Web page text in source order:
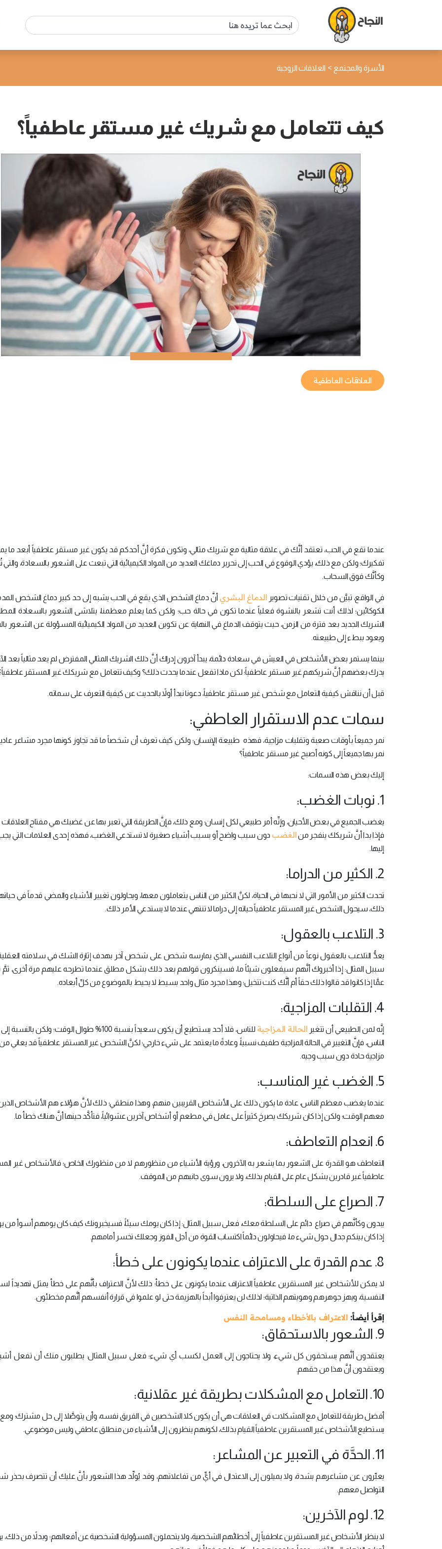
الأسرة والمجتمع > العلاقات الزوجية
كيف تتعامل مع شريك غير مستقر عاطفياً؟
العلاقات العاطفية
عندما تقع في الحب، تعتقد أنَّك في علاقة مثالية مع شريك مثالي، وتكون فكرة أنَّ أحدكم قد يكون غير مستقر عاطفياً أبعد ما
تفكيرك؛ ولكن مع ذلك، يؤدي الوقوع في الحب إلى تحرير دماغك العديد من المواد الكيميائية التي تبعث على الشعور بالسعادة،
وكأنَّك فوق السحاب.
في الواقع، تبيَّن من خلال تقنيات تصوير الدماغ البشري أنَّ دماغ الشخص الذي يقع في الحب يشبه إلى حد كبير دماغ الشخص
الكوكائين؛ لذلك أنت تشعر بالنشوة فعلياً عندما تكون في حالة حب؛ ولكن كما يعلم معظمنا، يتلاشى الشعور بالسعادة
الشريك الجديد بعد فترة من الزمن، حيث يتوقف الدماغ في النهاية عن تكوين العديد من المواد الكيميائية المسؤولة عن الشعور
ويعود ببطء إلى طبيعته.
بينما يستمر بعض الأشخاص في العيش في سعادة دائمة، يبدأ آخرون إدراك أنَّ ذلك الشريك المثالي المفترض لم يعد مثالياً بعد
يدرك بعضهم أنَّ شريكهم غير مستقر عاطفياً؛ لكن ماذا تفعل عندما يحدث ذلك؟ وكيف تتعامل مع شريكك غير المستقر
قبل أن نناقش كيفية التعامل مع شخص غير مستقر عاطفياً، دعونا نبدأ أولاً بالحديث عن كيفية التعرف على سماته.
سمات عدم الاستقرار العاطفي:
نمر جميعاً بأوقات صعبة وتقلبات مزاجية، فهذه طبيعة الإنسان؛ ولكن كيف تعرف أن شخصاً ما قد تجاوز كونها مجرد مشاعر
نمر بها جميعاً إلى كونه أصبح غير مستقر عاطفياً؟
إليك بعض هذه السمات:
1. نوبات الغضب:
يغضب الجميع في بعض الأحيان، وإنِّه أمر طبيعي لكل إنسان؛ ومع ذلك، فإنَّ الطريقة التي تعبر بها عن غضبك هي مفتاح العلاقات
فإذا بدا أنَّ شريكك ينفجر منالغضب دون سبب واضح أو بسبب أشياء صغيرة لا تستدعي الغضب، فهذه إحدى العلامات التي يجب
إليها.
2. الكثير من الدراما:
تحدث الكثير من الأمور التي لا نحبها في الحياة، لكنَّ الكثير من الناس يتعاملون معها، ويحاولون تغيير الأشياء والمضي قدماً في
ذلك، سيحول الشخص غير المستقر عاطفياً حياته إلى دراما لا تنتهي عندما لا يستدعي الأمر ذلك.
3. التلاعب بالعقول:
يعدُّ التلاعب بالعقول نوعاً من أنواع التلاعب النفسي الذي يمارسه شخص على شخص آخر بهدف إثارة الشك في سلامته
سبيل المثال: إذا أخبروك أنَّهم سيفعلون شيئاً ما، فسينكرون قولهم بعد ذلك بشكل مطلق عندما تطرحه عليهم مرة أخرى، ثمَّ
عمَّا إذا كانوا قد قالوا ذلك حقاً أم أنَّك كنت تتخيل؛ وهذا مجرد مثال واحد بسيط لا يحيط بالموضوع من كلِّ أبعاده.
4. التقلبات المزاجية:
إنَّه لمن الطبيعي أن تتغير الحالة المزاجية
للناس، فلا أحد يستطيع أن يكون سعيداً بنسبة 100% طوال الوقت؛ ولكن
الناس، فإنَّ التغيير في الحالة المزاجية طفيف نسبياً، وعادةً ما يعتمد على شيء خارجي؛ لكنَّ الشخص غير المستقر عاطفياً قد يعاني
مزاجية حادة دون سبب وجيه.
5. الغضب غير المناسب:
عندما يغضب معظم الناس، عادة ما يكون ذلك على الأشخاص القريبين منهم، وهذا منطقي؛ ذلك لأنَّ هؤلاء هم الأشخاص
معهم الوقت؛ ولكن إذا كان شريكك يصرخ كثيراً على عامل في مطعم أو أشخاص آخرين عشوائياً، فتأكَّد حينها أنَّ هناك خطأ ما.
6. انعدام التعاطف:
التعاطف هو القدرة على الشعور بما يشعر به الآخرون، ورؤية الأشياء من منظورهم لا من منظورك الخاص؛ فالأشخاص غير
عاطفياً غير قادرين بشكل عام على القيام بذلك، ولا يرون سوى جانبهم من الموقف.
7. الصراع على السلطة:
يبدون وكأنَّهم في صراع دائم على السلطة معك، فعلى سبيل المثال: إذا كان يومك سيئاً، فسيخبرونك كيف كان يومهم أسوأ من
إذا كان بينكم جدال حول شيء ما، فيحاولون دائماً اكتساب القوة من أجل الفوز وجعلك تخسر أمامهم.
8. عدم القدرة على الاعتراف عندما يكونون على خطأ:
لا يمكن للأشخاص غير المستقرين عاطفياً الاعتراف عندما يكونون على خطأ؛ ذلك لأنَّ الاعتراف بأنَّهم على خطأ يمثل تهديداً
النفسية، ويهز جوهرهم وهويتهم الذاتية؛ لذلك لن يعترفوا أبداً بالهزيمة حتى لو علموا في قرارة أنفسهم أنَّهم مخطئون.
إقرأ أيضاً: الاعتراف بالأخطاء ومسامحة النفس
9. الشعور بالاستحقاق:
يعتقدون أنَّهم يستحقون كل شيء، ولا يحتاجون إلى العمل لكسب أي شيء؛ فعلى سبيل المثال: يطلبون منك أن تفعل
ويعتقدون أنَّ هذا من حقهم.
10. التعامل مع المشكلات بطريقة غير عقلانية:
أفضل طريقة للتعامل مع المشكلات في العلاقات هي أن يكون كلا الشخصين في الفريق نفسه، وأن يتوصَّلا إلى حل مشترك؛ ومع
يستطيع الأشخاص غير المستقرين عاطفياً القيام بذلك، لكونهم ينظرون إلى الأشياء من منطلق عاطفي وليس موضوعي.
11. الحدَّة في التعبير عن المشاعر:
يعبِّرون عن مشاعرهم بشدة، ولا يميلون إلى الاعتدال في أيٍّ من تفاعلاتهم، وقد يُولِّد هذا الشعور بأنَّ عليك أن تتصرف بحذر
التواصل معهم.
12. لوم الآخرين:
لا ينظر الأشخاص غير المستقرين عاطفياً إلى أخطائهم الشخصية، ولا يتحملون المسؤولية الشخصية عن أفعالهم؛ وبدلاً من